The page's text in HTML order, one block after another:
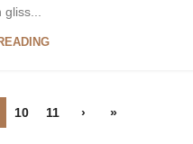
10 11 › »